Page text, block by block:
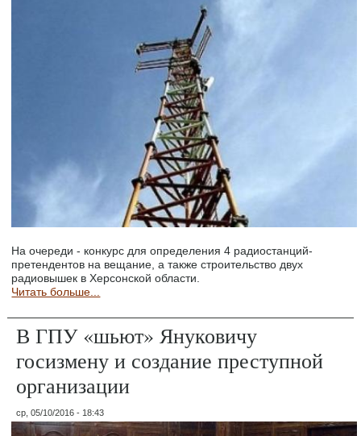
На очереди - конкурс для определения 4 радиостанций-
претендентов на вещание, а также строительство двух
радиовышек в Херсонской области.
Читать больше...
В ГПУ «шьют» Януковичу
госизмену и создание преступной
организации
ср, 05/10/2016 - 18:43